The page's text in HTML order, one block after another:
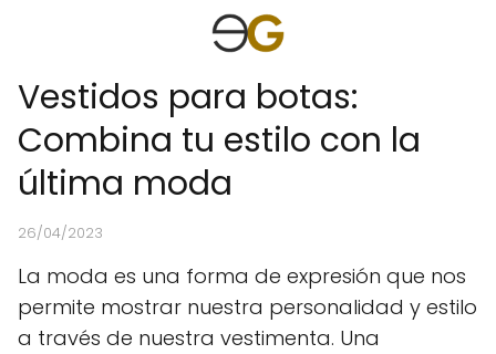
Vestidos para botas:
Combina tu estilo con la
última moda
26/04/2023
La moda es una forma de expresión que nos
permite mostrar nuestra personalidad y estilo
a través de nuestra vestimenta. Una